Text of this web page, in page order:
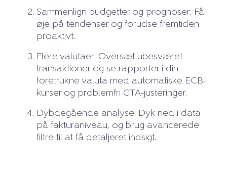
Sammenlign budgetter og prognoser: Få
øje på tendenser og forudse fremtiden
proaktivt.
Flere valutaer: Oversæt ubesværet
transaktioner og se rapporter i din
foretrukne valuta med automatiske ECB-
kurser og problemfri CTA-justeringer.
Dybdegående analyse: Dyk ned i data
på fakturaniveau, og brug avancerede
filtre til at få detaljeret indsigt.